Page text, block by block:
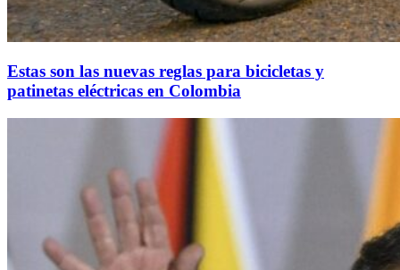
Estas son las nuevas reglas para bicicletas y
patinetas eléctricas en Colombia